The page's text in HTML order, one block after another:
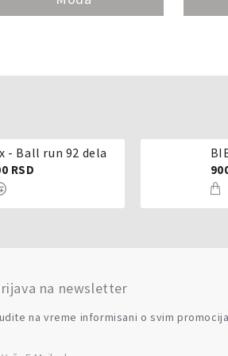
- Ball run 92 dela
RSD
na newsletter
na vreme informisani o svim